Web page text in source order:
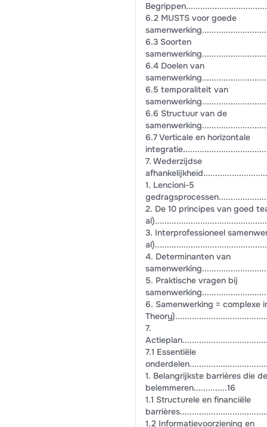
6.2 MUSTS voor goede
6.3 Soorten
6.4 Doelen van
6.5 temporaliteit van
6.6 Structuur van de
6.7 Verticale en horizontale
7. Wederzijdse
1. Lencioni-5
2. De 10 principes van goed
3. Interprofessioneel
4. Determinanten van
5. Praktische vragen bij
6. Samenwerking = complexe
7.
7.1 Essentiële
1. Belangrijkste barrières die
belemmeren..............16
1.1 Structurele en financiële
1.2 Informatievoorziening en